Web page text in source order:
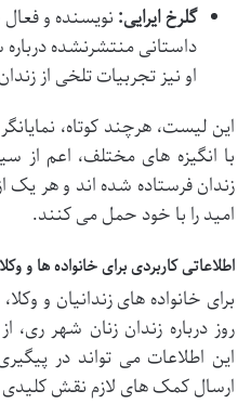
گلرخ ایرایی: نویسنده و
داستانی منتشرنشده
او نیز تجربیات تلخی از
این لیست، هرچند کوتاه،
با انگیزه های مختلف، اعم از
زندان فرستاده شده اند و هر یک
امید را با خود حمل می کنند.
اطلاعاتی کاربردی برای خانواده ها و وکلا
برای خانواده های زندانیان و
روز درباره زندان زنان شهر
این اطلاعات می تواند در
ارسال کمک های لازم نقش کلیدی